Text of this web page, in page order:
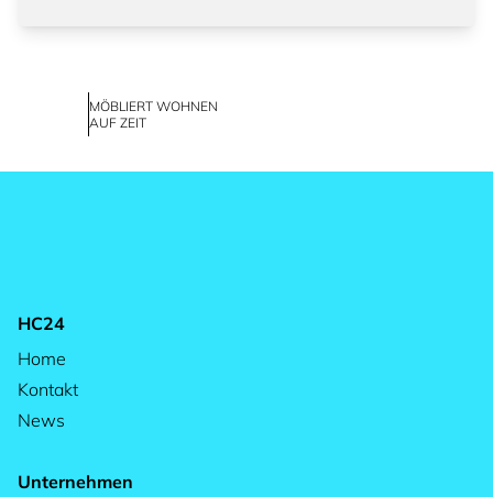
MÖBLIERT WOHNEN
AUF ZEIT
HC24
Home
Kontakt
News
Unternehmen